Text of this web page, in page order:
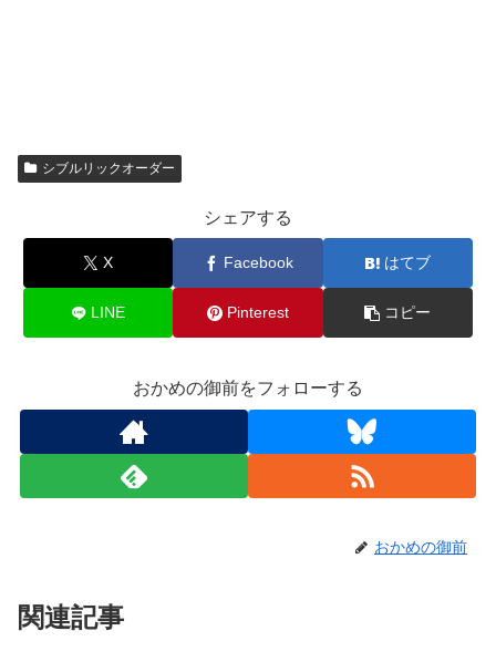
シブルリックオーダー
シェアする
X Facebook はてブ
LINE Pinterest コピー
おかめの御前をフォローする
おかめの御前
関連記事